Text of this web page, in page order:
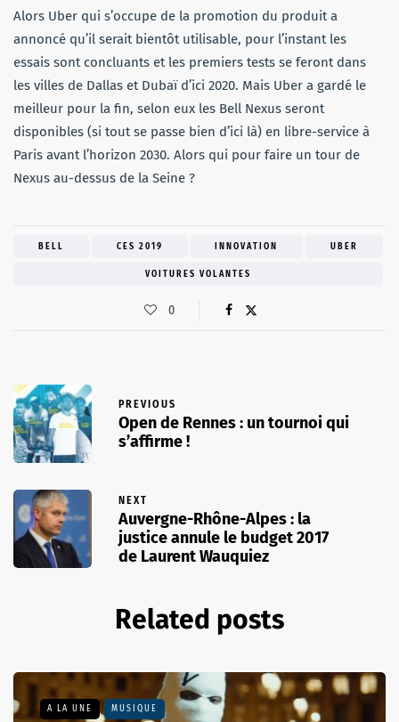
Alors Uber qui s’occupe de la promotion du produit a
annoncé qu’il serait bientôt utilisable, pour l’instant les
essais sont concluants et les premiers tests se feront dans
les villes de Dallas et Dubaï d’ici 2020. Mais Uber a gardé le
meilleur pour la fin, selon eux les Bell Nexus seront
disponibles (si tout se passe bien d’ici là) en libre-service à
Paris avant l’horizon 2030. Alors qui pour faire un tour de
Nexus au-dessus de la Seine ?
BELL CES 2019 INNOVATION UBER
VOITURES VOLANTES
0
PREVIOUS
Open de Rennes : un tournoi qui
s’affirme !
NEXT
Auvergne-Rhône-Alpes : la
justice annule le budget 2017
de Laurent Wauquiez
Related posts
A LA UNE MUSIQUE